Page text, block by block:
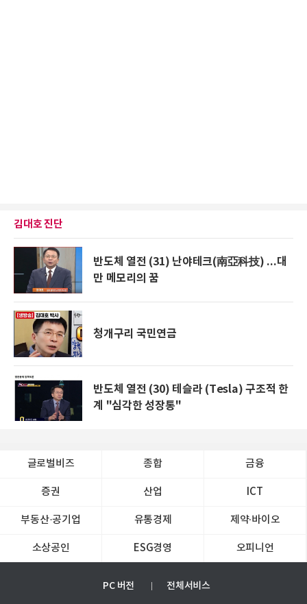
김대호 진단
반도체 열전 (31) 난야테크(南亞科技) ...대
만 메모리의 꿈
청개구리 국민연금
반도체 열전 (30) 테슬라 (Tesla) 구조적 한
계 "심각한 성장통"
글로벌비즈 종합 금융
증권 산업 ICT
부동산·공기업 유통경제 제약∙바이오
소상공인 ESG경영 오피니언
PC 버전 전체서비스